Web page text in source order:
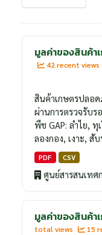
มูลค่าของสินค้
42 recent views
สินค้าเกษตรปลอ
ผ่านการตรวจรับรอ
พืช GAP: ลำไย,
ลองกอง, เงาะ, สั
PDF CSV
ศูนย์สารสนเทศ
มูลค่าของสินค้
total views
15